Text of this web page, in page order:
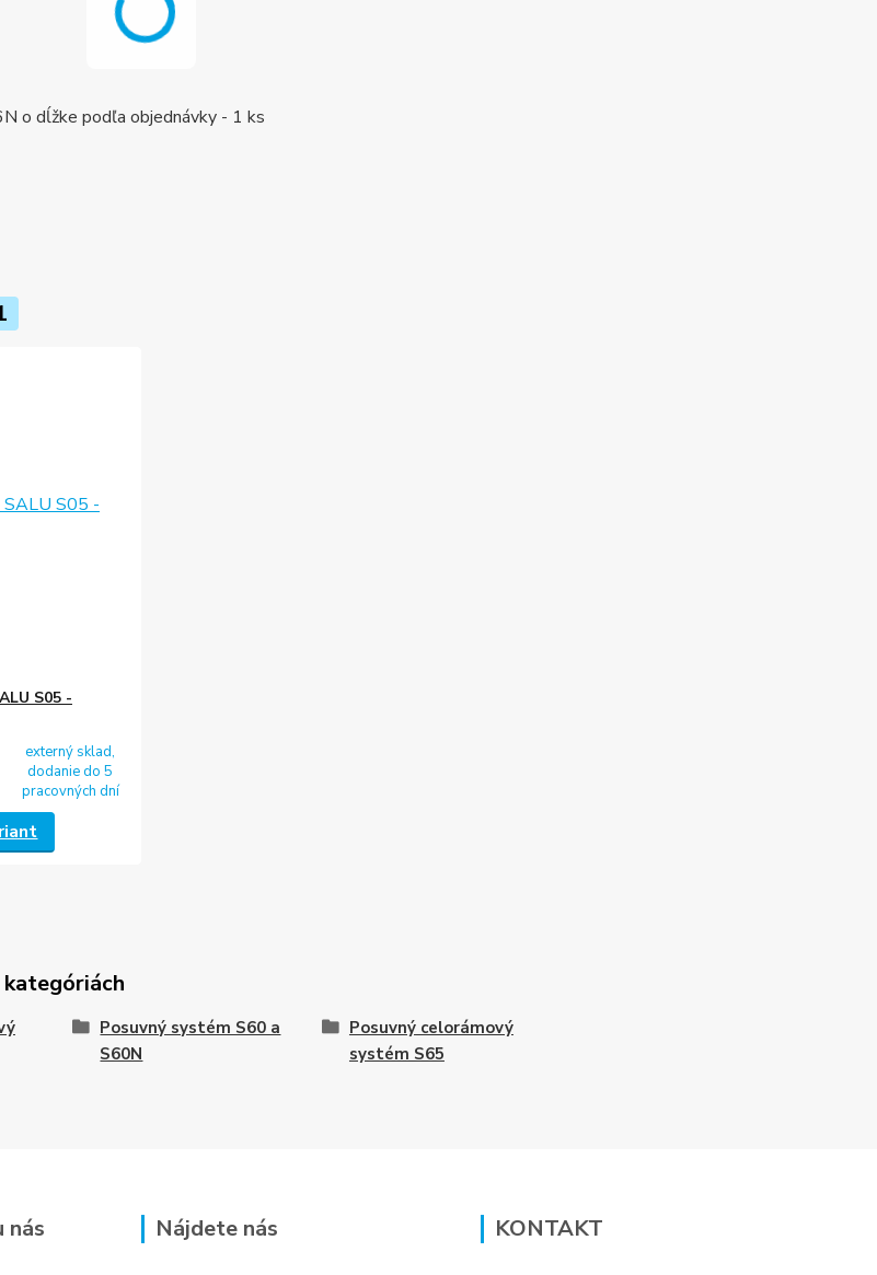
o dĺžke podľa objednávky - 1 ks
S05 -
externý sklad,
dodanie do 5
pracovných dní
Posuvný systém S60 a
S60N
Posuvný celorámový
systém S65
nás Nájdete nás KONTAKT